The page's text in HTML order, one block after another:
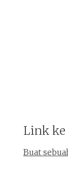
Link
Buat